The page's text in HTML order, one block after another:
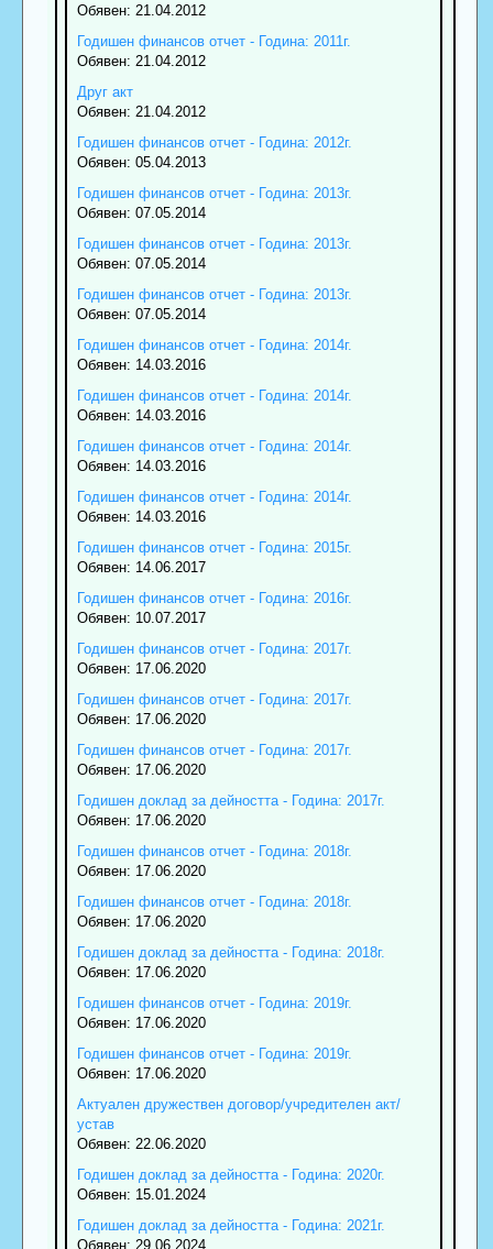
Обявен: 21.04.2012
Годишен финансов отчет - Година: 2011г.
Обявен: 21.04.2012
Друг акт
Обявен: 21.04.2012
Годишен финансов отчет - Година: 2012г.
Обявен: 05.04.2013
Годишен финансов отчет - Година: 2013г.
Обявен: 07.05.2014
Годишен финансов отчет - Година: 2013г.
Обявен: 07.05.2014
Годишен финансов отчет - Година: 2013г.
Обявен: 07.05.2014
Годишен финансов отчет - Година: 2014г.
Обявен: 14.03.2016
Годишен финансов отчет - Година: 2014г.
Обявен: 14.03.2016
Годишен финансов отчет - Година: 2014г.
Обявен: 14.03.2016
Годишен финансов отчет - Година: 2014г.
Обявен: 14.03.2016
Годишен финансов отчет - Година: 2015г.
Обявен: 14.06.2017
Годишен финансов отчет - Година: 2016г.
Обявен: 10.07.2017
Годишен финансов отчет - Година: 2017г.
Обявен: 17.06.2020
Годишен финансов отчет - Година: 2017г.
Обявен: 17.06.2020
Годишен финансов отчет - Година: 2017г.
Обявен: 17.06.2020
Годишен доклад за дейността - Година: 2017г.
Обявен: 17.06.2020
Годишен финансов отчет - Година: 2018г.
Обявен: 17.06.2020
Годишен финансов отчет - Година: 2018г.
Обявен: 17.06.2020
Годишен доклад за дейността - Година: 2018г.
Обявен: 17.06.2020
Годишен финансов отчет - Година: 2019г.
Обявен: 17.06.2020
Годишен финансов отчет - Година: 2019г.
Обявен: 17.06.2020
Актуален дружествен договор/учредителен акт/
устав
Обявен: 22.06.2020
Годишен доклад за дейността - Година: 2020г.
Обявен: 15.01.2024
Годишен доклад за дейността - Година: 2021г.
Обявен: 29.06.2024